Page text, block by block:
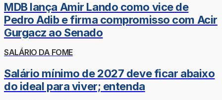
MDB lança Amir Lando como vice de
Pedro Adib e firma compromisso com Acir
Gurgacz ao Senado
SALÁRIO DA FOME
Salário mínimo de 2027 deve ficar abaixo
do ideal para viver; entenda